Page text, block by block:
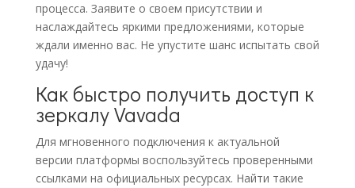
процесса. Заявите о своем присутствии и
наслаждайтесь яркими предложениями, которые
ждали именно вас. Не упустите шанс испытать свой
удачу!
Как быстро получить доступ к
зеркалу Vavada
Для мгновенного подключения к актуальной
версии платформы воспользуйтесь проверенными
ссылками на официальных ресурсах. Найти такие